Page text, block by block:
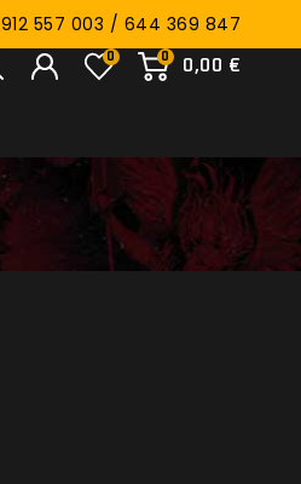
912 557 003 / 644 369 847
0
0,00 €
0